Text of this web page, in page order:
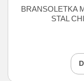
BRANSOLETKA
STAL